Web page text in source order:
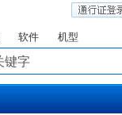
软件 机型